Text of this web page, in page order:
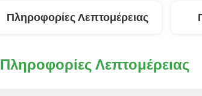
Πληροφορίες Λεπτομέρειας
Πληροφορίες Λεπτομέρειας